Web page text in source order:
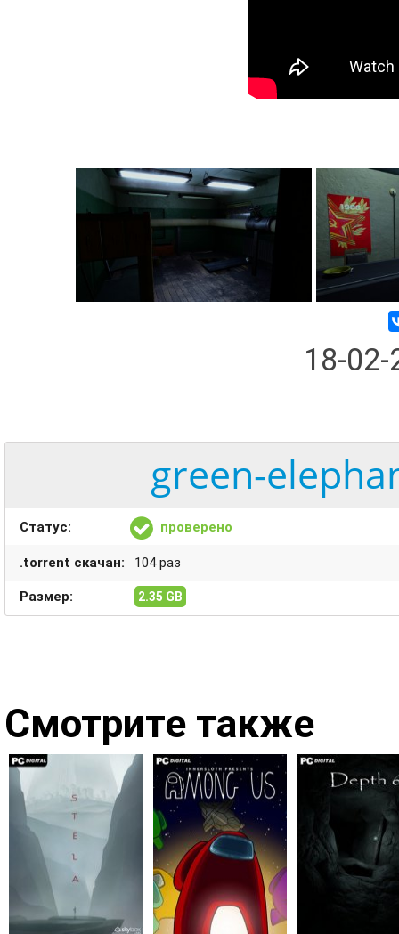
18-
green-
Статус: проверено
.torrent скачан: 104 раз
Размер: 2.35 GB
Смотрите также